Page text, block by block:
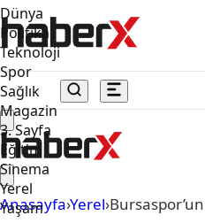
Dünya
Politika
Teknoloji
Spor
Sağlık
Magazin
3. Sayfa
Eğitim
Sinema
Yerel
Yaşam
Anasayfa›Yerel›